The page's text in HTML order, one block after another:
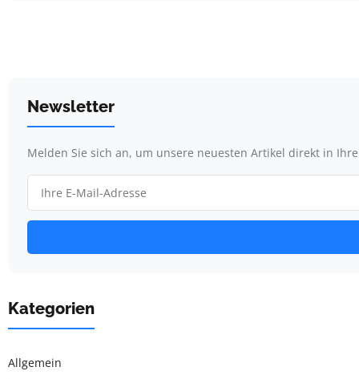
Newsletter
Melden Sie sich an, um unsere neuesten Artikel direkt in
Kategorien
Allgemein